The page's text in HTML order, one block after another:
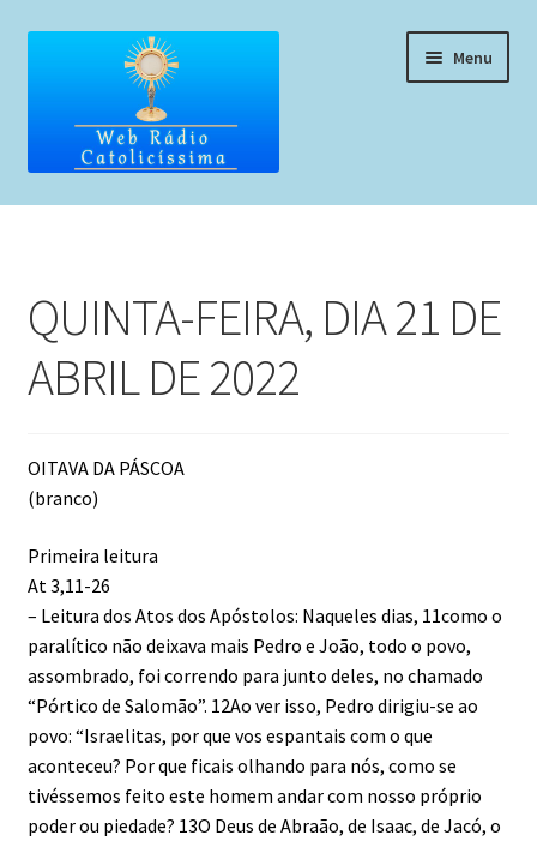
conteúdo
Menu
Home
Liturgia Diária
Horários de missas
Pedidos de oração, testemunho ou música
QUINTA-FEIRA, DIA 21 DE
ABRIL DE 2022
OITAVA DA PÁSCOA
(branco)
Primeira leitura
At 3,11-26
– Leitura dos Atos dos Apóstolos: Naqueles dias, 11como o
paralítico não deixava mais Pedro e João, todo o povo,
assombrado, foi correndo para junto deles, no chamado
“Pórtico de Salomão”. 12Ao ver isso, Pedro dirigiu-se ao
povo: “Israelitas, por que vos espantais com o que
aconteceu? Por que ficais olhando para nós, como se
tivéssemos feito este homem andar com nosso próprio
poder ou piedade? 13O Deus de Abraão, de Isaac, de Jacó, o